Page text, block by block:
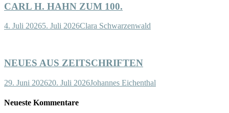
CARL H. HAHN ZUM 100.
4. Juli 20265. Juli 2026Clara Schwarzenwald
NEUES AUS ZEITSCHRIFTEN
29. Juni 202620. Juli 2026Johannes Eichenthal
Neueste Kommentare